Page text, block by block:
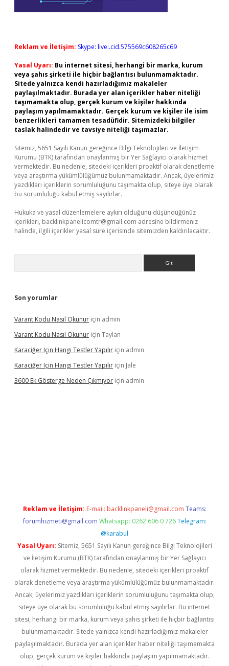
Reklam ve İletişim: Skype: live:.cid.575569c608265c69
Yasal Uyarı: Bu internet sitesi, herhangi bir marka, kurum
veya şahıs şirketi ile hiçbir bağlantısı bulunmamaktadır.
Sitede yalnızca kendi hazırladığımız makaleler
paylaşılmaktadır. Burada yer alan içerikler haber niteliği
taşımamakta olup, gerçek kurum ve kişiler hakkında
paylaşım yapılmamaktadır. Gerçek kurum ve kişiler ile isim
benzerlikleri tamamen tesadüfidir. Sitemizdeki bilgiler
taslak halindedir ve tavsiye niteliği taşımazlar.
Sitemiz, 5651 Sayılı Kanun gereğince Bilgi Teknolojileri ve İletişim
Kurumu (BTK) tarafından onaylanmış bir Yer Sağlayıcı olarak hizmet
vermektedir. Bu nedenle, sitedeki içerikleri proaktif olarak denetleme
veya araştırma yükümlülüğümüz bulunmamaktadır. Ancak, üyelerimiz
yazdıkları içeriklerin sorumluluğunu taşımakta olup, siteye üye olarak
bu sorumluluğu kabul etmiş sayılırlar.
Hukuka ve yasal düzenlemelere aykırı olduğunu düşündüğünüz
içerikleri, backlinkpanelicomtr@gmail.com adresine bildirmeniz
halinde, ilgili içerikler yasal süre içerisinde sitemizden kaldırılacaktır.
Son yorumlar
Varant Kodu Nasıl Okunur için admin
Varant Kodu Nasıl Okunur için Taylan
Karaciğer Için Hangi Testler Yapılır için admin
Karaciğer Için Hangi Testler Yapılır için Jale
3600 Ek Gösterge Neden Çıkmıyor için admin
Reklam ve İletişim: E-mail: backlinkpaneli@gmail.com Teams:
forumhizmeti@gmail.com Whatsapp: 0262 606 0 726 Telegram:
@karabul
Yasal Uyarı: Sitemiz, 5651 Sayılı Kanun gereğince Bilgi Teknolojileri
ve İletişim Kurumu (BTK) tarafından onaylanmış bir Yer Sağlayıcı
olarak hizmet vermektedir. Bu nedenle, sitedeki içerikleri proaktif
olarak denetleme veya araştırma yükümlülüğümüz bulunmamaktadır.
Ancak, üyelerimiz yazdıkları içeriklerin sorumluluğunu taşımakta olup,
siteye üye olarak bu sorumluluğu kabul etmiş sayılırlar. Bu internet
sitesi, herhangi bir marka, kurum veya şahıs şirketi ile hiçbir bağlantısı
bulunmamaktadır. Sitede yalnızca kendi hazırladığımız makaleler
paylaşılmaktadır. Burada yer alan içerikler haber niteliği taşımamakta
olup, gerçek kurum ve kişiler hakkında paylaşım yapılmamaktadır.